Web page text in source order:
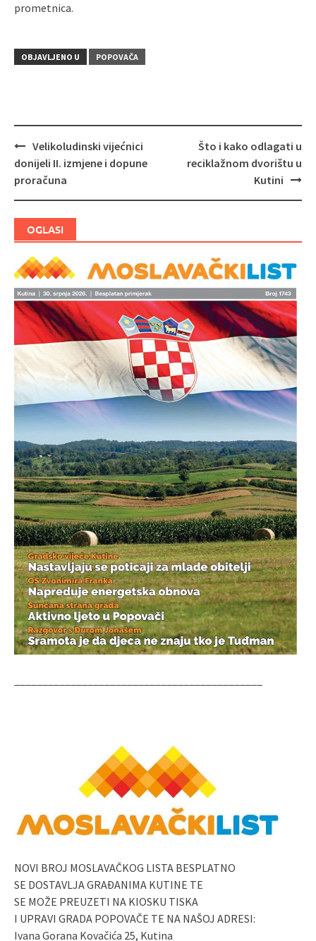
prometnica.
OBJAVLJENO U POPOVAČA
Navigacija
objava
Velikoludinski vijećnici
donijeli II. izmjene i dopune
proračuna
Što i kako odlagati u
reciklažnom dvorištu u
Kutini
OGLASI
NOVI BROJ MOSLAVAČKOG LISTA BESPLATNO
SE DOSTAVLJA GRAĐANIMA KUTINE TE
SE MOŽE PREUZETI NA KIOSKU TISKA
I UPRAVI GRADA POPOVAČE TE NA NAŠOJ ADRESI:
Ivana Gorana Kovačića 25, Kutina